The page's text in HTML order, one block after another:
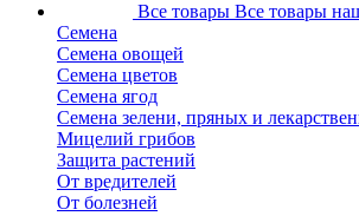
Все товары Все товары
Семена
Семена овощей
Семена цветов
Семена ягод
Семена зелени, пряных и
Мицелий грибов
Защита растений
От вредителей
От болезней